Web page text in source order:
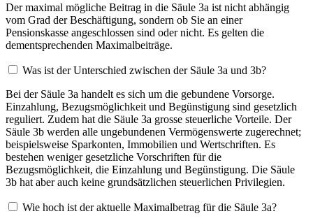
Der maximal mögliche Beitrag in die Säule 3a ist nicht abhängig
vom Grad der Beschäftigung, sondern ob Sie an einer
Pensionskasse angeschlossen sind oder nicht. Es gelten die
dementsprechenden Maximalbeiträge.
Was ist der Unterschied zwischen der Säule 3a und 3b?
Bei der Säule 3a handelt es sich um die gebundene Vorsorge.
Einzahlung, Bezugsmöglichkeit und Begünstigung sind gesetzlich
reguliert. Zudem hat die Säule 3a grosse steuerliche Vorteile. Der
Säule 3b werden alle ungebundenen Vermögenswerte zugerechnet;
beispielsweise Sparkonten, Immobilien und Wertschriften. Es
bestehen weniger gesetzliche Vorschriften für die
Bezugsmöglichkeit, die Einzahlung und Begünstigung. Die Säule
3b hat aber auch keine grundsätzlichen steuerlichen Privilegien.
Wie hoch ist der aktuelle Maximalbetrag für die Säule 3a?